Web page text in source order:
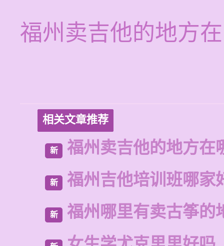
福州卖吉他的地方
相关文章推荐
新 福州卖吉他的地方在
新 福州吉他培训班哪家
新 福州哪里有卖古筝的